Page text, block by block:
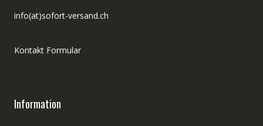
info(at)sofort-versand.ch
Kontakt Formular
Information